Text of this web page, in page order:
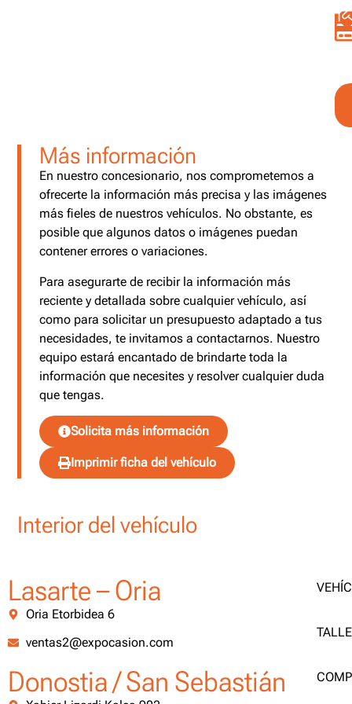
Más información
En nuestro concesionario, nos comprometemos a
ofrecerte la información más precisa y las imágenes
más fieles de nuestros vehículos. No obstante, es
posible que algunos datos o imágenes puedan
contener errores o variaciones.
Para asegurarte de recibir la información más
reciente y detallada sobre cualquier vehículo, así
como para solicitar un presupuesto adaptado a tus
necesidades, te invitamos a contactarnos. Nuestro
equipo estará encantado de brindarte toda la
información que necesites y resolver cualquier duda
que tengas.
Solicita más información
Imprimir ficha del vehículo
Interior del vehículo
Lasarte – Oria
Oria Etorbidea 6
ventas2@expocasion.com
Donostia / San Sebastián